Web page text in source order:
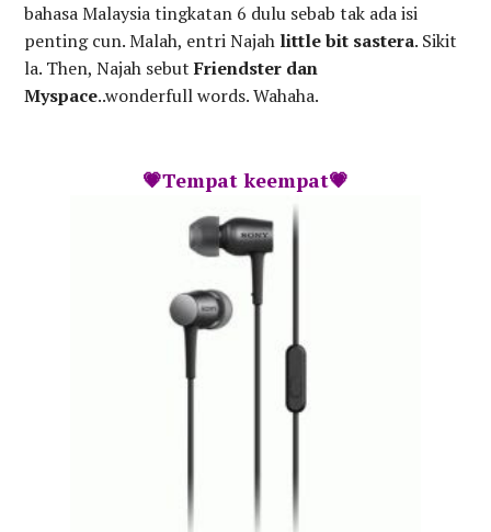
bahasa Malaysia tingkatan 6 dulu sebab tak ada isi
penting cun. Malah, entri Najah little bit sastera. Sikit
la. Then, Najah sebutFriendster dan
Myspace..wonderfull words. Wahaha.
💗Tempat keempat💗